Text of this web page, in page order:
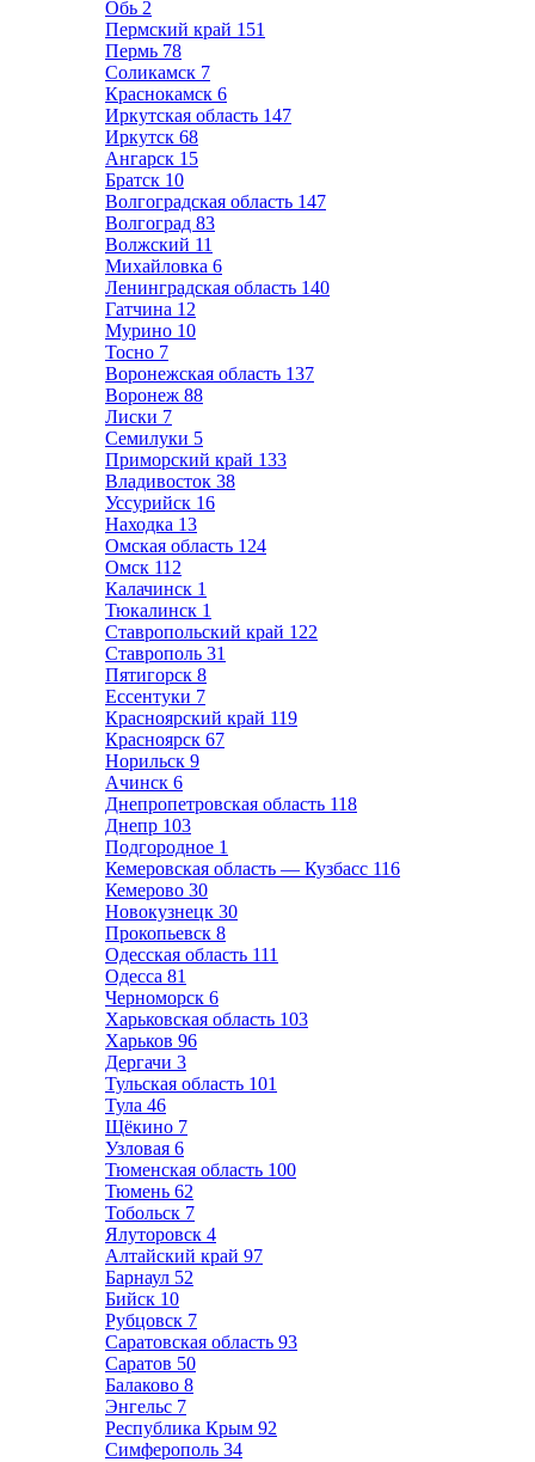
Обь 2
Пермский край 151
Пермь 78
Соликамск 7
Краснокамск 6
Иркутская область 147
Иркутск 68
Ангарск 15
Братск 10
Волгоградская область 147
Волгоград 83
Волжский 11
Михайловка 6
Ленинградская область 140
Гатчина 12
Мурино 10
Тосно 7
Воронежская область 137
Воронеж 88
Лиски 7
Семилуки 5
Приморский край 133
Владивосток 38
Уссурийск 16
Находка 13
Омская область 124
Омск 112
Калачинск 1
Тюкалинск 1
Ставропольский край 122
Ставрополь 31
Пятигорск 8
Ессентуки 7
Красноярский край 119
Красноярск 67
Норильск 9
Ачинск 6
Днепропетровская область 118
Днепр 103
Подгородное 1
Кемеровская область — Кузбасс 116
Кемерово 30
Новокузнецк 30
Прокопьевск 8
Одесская область 111
Одесса 81
Черноморск 6
Харьковская область 103
Харьков 96
Дергачи 3
Тульская область 101
Тула 46
Щёкино 7
Узловая 6
Тюменская область 100
Тюмень 62
Тобольск 7
Ялуторовск 4
Алтайский край 97
Барнаул 52
Бийск 10
Рубцовск 7
Саратовская область 93
Саратов 50
Балаково 8
Энгельс 7
Республика Крым 92
Симферополь 34